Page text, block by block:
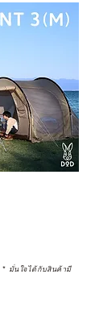
* มั่นใจได้กับสินค้ามี